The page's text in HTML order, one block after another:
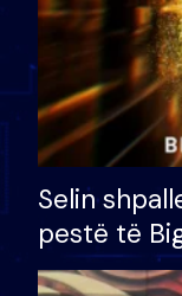
Selin
pestë të
çmimin e